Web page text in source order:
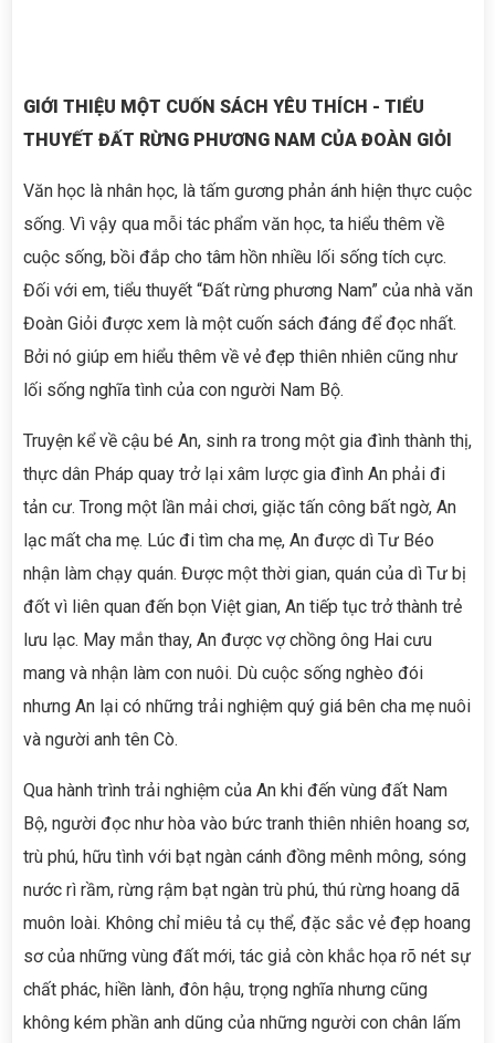
GIỚI THIỆU MỘT CUỐN SÁCH YÊU THÍCH - TIỂU
THUYẾT ĐẤT RỪNG PHƯƠNG NAM CỦA ĐOÀN GIỎI
Văn học là nhân học, là tấm gương phản ánh hiện thực cuộc
sống. Vì vậy qua mỗi tác phẩm văn học, ta hiểu thêm về
cuộc sống, bồi đắp cho tâm hồn nhiều lối sống tích cực.
Đối với em, tiểu thuyết “Đất rừng phương Nam” của nhà văn
Đoàn Giỏi được xem là một cuốn sách đáng để đọc nhất.
Bởi nó giúp em hiểu thêm về vẻ đẹp thiên nhiên cũng như
lối sống nghĩa tình của con người Nam Bộ.
Truyện kể về cậu bé An, sinh ra trong một gia đình thành thị,
thực dân Pháp quay trở lại xâm lược gia đình An phải đi
tản cư. Trong một lần mải chơi, giặc tấn công bất ngờ, An
lạc mất cha mẹ. Lúc đi tìm cha mẹ, An được dì Tư Béo
nhận làm chạy quán. Được một thời gian, quán của dì Tư bị
đốt vì liên quan đến bọn Việt gian, An tiếp tục trở thành trẻ
lưu lạc. May mắn thay, An được vợ chồng ông Hai cưu
mang và nhận làm con nuôi. Dù cuộc sống nghèo đói
nhưng An lại có những trải nghiệm quý giá bên cha mẹ nuôi
và người anh tên Cò.
Qua hành trình trải nghiệm của An khi đến vùng đất Nam
Bộ, người đọc như hòa vào bức tranh thiên nhiên hoang sơ,
trù phú, hữu tình với bạt ngàn cánh đồng mênh mông, sóng
nước rì rầm, rừng rậm bạt ngàn trù phú, thú rừng hoang dã
muôn loài. Không chỉ miêu tả cụ thể, đặc sắc vẻ đẹp hoang
sơ của những vùng đất mới, tác giả còn khắc họa rõ nét sự
chất phác, hiền lành, đôn hậu, trọng nghĩa nhưng cũng
không kém phần anh dũng của những người con chân lấm